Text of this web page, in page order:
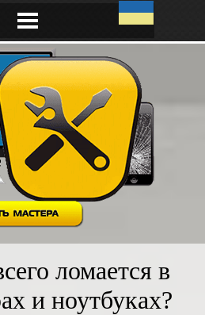
ломается в
и ноутбуках?